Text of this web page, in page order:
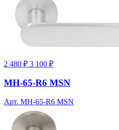
2 480 ₽ 3 100 ₽
MH-65-R6 MSN
Арт. MH-65-R6 MSN